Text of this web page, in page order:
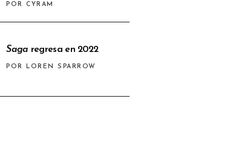
POR CYRAM
Saga regresa en 2022
POR LOREN SPARROW